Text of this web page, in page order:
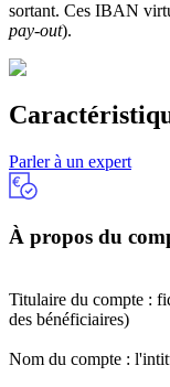
sortant. Ces IBAN
pay-out).
Parler à un expert
À propos du
Titulaire du compte :
des bénéficiaires)
Nom du compte :